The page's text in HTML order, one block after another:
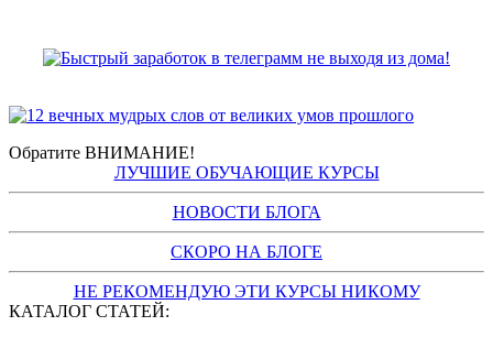
Обратите ВНИМАНИЕ!
ЛУЧШИЕ ОБУЧАЮЩИЕ КУРСЫ
НОВОСТИ БЛОГА
СКОРО НА БЛОГЕ
НЕ РЕКОМЕНДУЮ ЭТИ КУРСЫ НИКОМУ
КАТАЛОГ СТАТЕЙ: